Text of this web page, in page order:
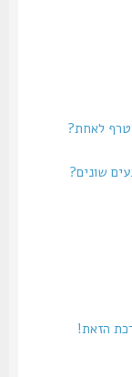
לאחת?